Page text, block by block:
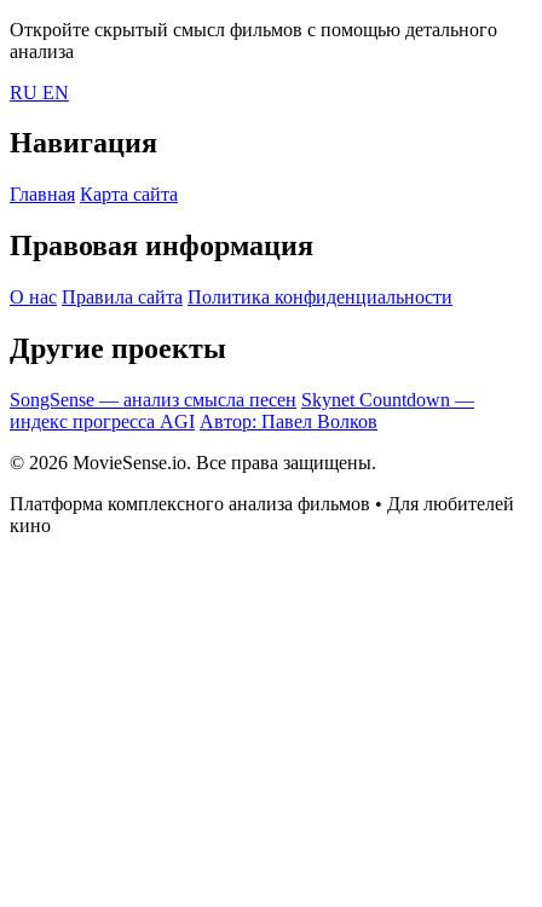
Откройте скрытый смысл фильмов с помощью детального
анализа
RU EN
Навигация
Главная Карта сайта
Правовая информация
О нас Правила сайта Политика конфиденциальности
Другие проекты
SongSense — анализ смысла песен Skynet Countdown —
индекс прогресса AGI Автор: Павел Волков
© 2026 MovieSense.io. Все права защищены.
Платформа комплексного анализа фильмов • Для любителей
кино